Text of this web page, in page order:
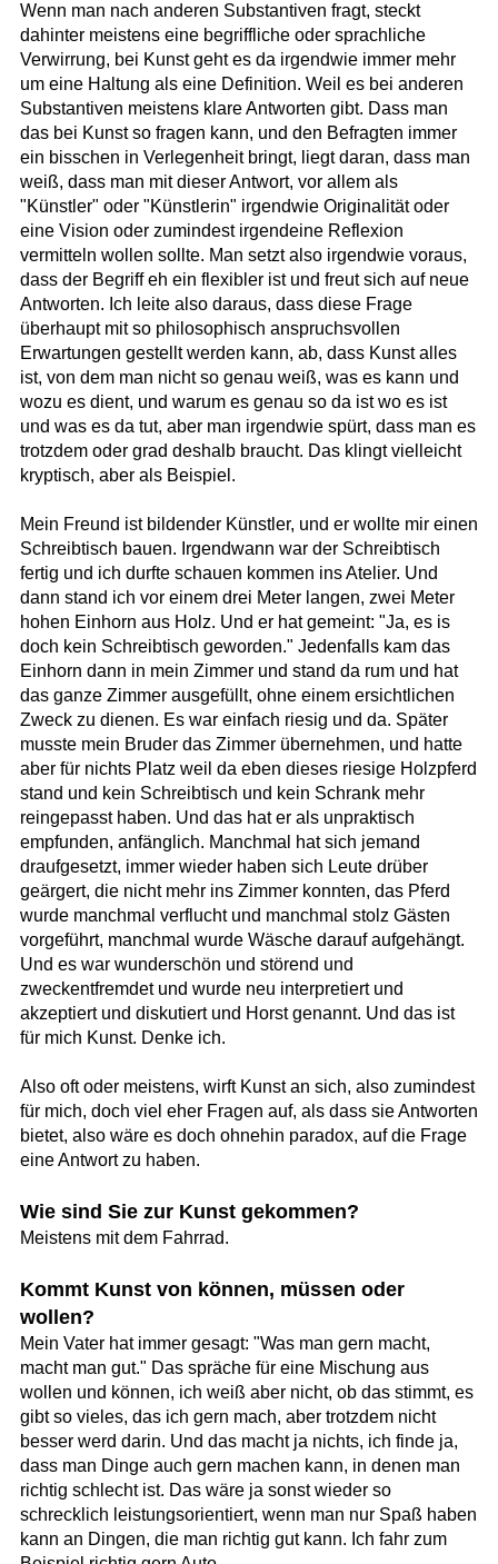
Wenn man nach anderen Substantiven fragt, steckt
dahinter meistens eine begriffliche oder sprachliche
Verwirrung, bei Kunst geht es da irgendwie immer mehr
um eine Haltung als eine Definition. Weil es bei anderen
Substantiven meistens klare Antworten gibt. Dass man
das bei Kunst so fragen kann, und den Befragten immer
ein bisschen in Verlegenheit bringt, liegt daran, dass man
weiß, dass man mit dieser Antwort, vor allem als
"Künstler" oder "Künstlerin" irgendwie Originalität oder
eine Vision oder zumindest irgendeine Reflexion
vermitteln wollen sollte. Man setzt also irgendwie voraus,
dass der Begriff eh ein flexibler ist und freut sich auf neue
Antworten. Ich leite also daraus, dass diese Frage
überhaupt mit so philosophisch anspruchsvollen
Erwartungen gestellt werden kann, ab, dass Kunst alles
ist, von dem man nicht so genau weiß, was es kann und
wozu es dient, und warum es genau so da ist wo es ist
und was es da tut, aber man irgendwie spürt, dass man es
trotzdem oder grad deshalb braucht. Das klingt vielleicht
kryptisch, aber als Beispiel.
Mein Freund ist bildender Künstler, und er wollte mir einen
Schreibtisch bauen. Irgendwann war der Schreibtisch
fertig und ich durfte schauen kommen ins Atelier. Und
dann stand ich vor einem drei Meter langen, zwei Meter
hohen Einhorn aus Holz. Und er hat gemeint: "Ja, es is
doch kein Schreibtisch geworden." Jedenfalls kam das
Einhorn dann in mein Zimmer und stand da rum und hat
das ganze Zimmer ausgefüllt, ohne einem ersichtlichen
Zweck zu dienen. Es war einfach riesig und da. Später
musste mein Bruder das Zimmer übernehmen, und hatte
aber für nichts Platz weil da eben dieses riesige Holzpferd
stand und kein Schreibtisch und kein Schrank mehr
reingepasst haben. Und das hat er als unpraktisch
empfunden, anfänglich. Manchmal hat sich jemand
draufgesetzt, immer wieder haben sich Leute drüber
geärgert, die nicht mehr ins Zimmer konnten, das Pferd
wurde manchmal verflucht und manchmal stolz Gästen
vorgeführt, manchmal wurde Wäsche darauf aufgehängt.
Und es war wunderschön und störend und
zweckentfremdet und wurde neu interpretiert und
akzeptiert und diskutiert und Horst genannt. Und das ist
für mich Kunst. Denke ich.
Also oft oder meistens, wirft Kunst an sich, also zumindest
für mich, doch viel eher Fragen auf, als dass sie Antworten
bietet, also wäre es doch ohnehin paradox, auf die Frage
eine Antwort zu haben.
Wie sind Sie zur Kunst gekommen?
Meistens mit dem Fahrrad.
Kommt Kunst von können, müssen oder
wollen?
Mein Vater hat immer gesagt: "Was man gern macht,
macht man gut." Das spräche für eine Mischung aus
wollen und können, ich weiß aber nicht, ob das stimmt, es
gibt so vieles, das ich gern mach, aber trotzdem nicht
besser werd darin. Und das macht ja nichts, ich finde ja,
dass man Dinge auch gern machen kann, in denen man
richtig schlecht ist. Das wäre ja sonst wieder so
schrecklich leistungsorientiert, wenn man nur Spaß haben
kann an Dingen, die man richtig gut kann. Ich fahr zum